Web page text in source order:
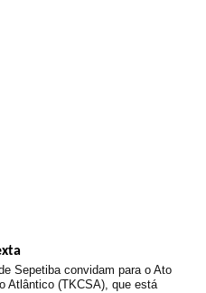
Sepetiba convidam para o Ato
Atlântico (TKCSA), que está